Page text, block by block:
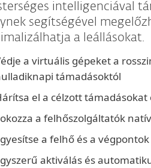
intelligenciával
segítségével
a leállásokat.
a virtuális gépeket a
támadásoktól
el a célzott
a felhőszolgáltatók
a felhő és a
aktiválás és